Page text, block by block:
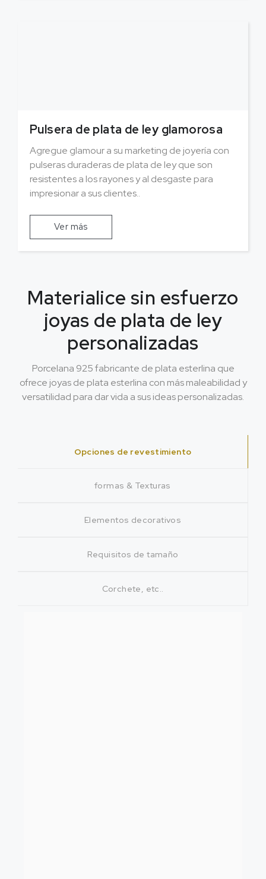
Pulsera de plata de ley glamorosa
Agregue glamour a su marketing de joyería con
pulseras duraderas de plata de ley que son
resistentes a los rayones y al desgaste para
impresionar a sus clientes..
Ver más
Materialice sin esfuerzo
joyas de plata de ley
personalizadas
Porcelana 925 fabricante de plata esterlina que
ofrece joyas de plata esterlina con más maleabilidad y
versatilidad para dar vida a sus ideas personalizadas.
Opciones de revestimiento
formas & Texturas
Elementos decorativos
Requisitos de tamaño
Corchete, etc..